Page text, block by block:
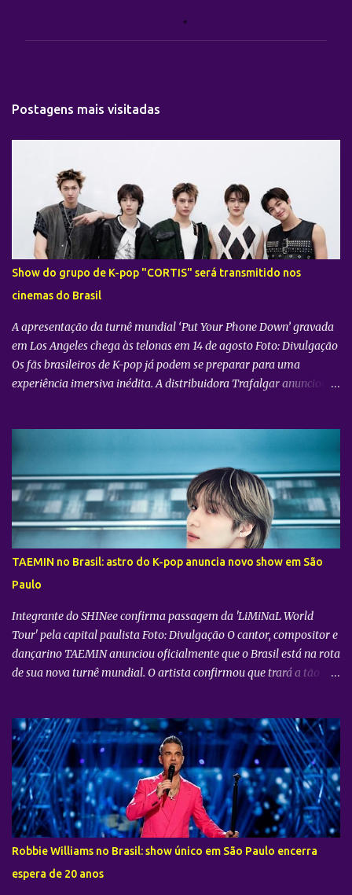
Postagens mais visitadas
Show do grupo de K-pop "CORTIS" será transmitido nos
cinemas do Brasil
A apresentação da turnê mundial ‘Put Your Phone Down’ gravada
em Los Angeles chega às telonas em 14 de agosto Foto: Divulgação
Os fãs brasileiros de K-pop já podem se preparar para uma
experiência imersiva inédita. A distribuidora Trafalgar anunciou o
realizado diretamente do YouTube Theater , na cidade de Los
Angeles (EUA). O objetivo da ação é proporcionar ao público uma
vivência cinematográfica com som e imagem de alta qualidade,
conectando os fãs de todo o mundo à energia da primeira turnê
mundial do quinteto. Produzido pela gigante do entretenimento
asiático HYBE e distribuído globalmente pela Trafalgar, o evento
promete transportar o fandom — conhecido oficialmente como
COERS — para o centro da apresentação. Como um bônus especial
para as sessões nos cine...
TAEMIN no Brasil: astro do K-pop anuncia novo show em São
Paulo
Integrante do SHINee confirma passagem da 'LiMiNaL World
Tour' pela capital paulista Foto: Divulgação O cantor, compositor e
dançarino TAEMIN anunciou oficialmente que o Brasil está na rota
de sua nova turnê mundial. O artista confirmou que trará a tão
oficialmente como “2026-27 TAEMIN WORLD TOUR ” , a nova
excursão do astro rodará o mundo com apresentações distribuídas
pela Ásia, América do Norte e América do Sul. Além do aguardado
encontro com os fãs brasileiros em São Paulo, a agenda
internacional do artista tem paradas confirmadas em metrópoles
como Seul, San José, Los Angeles, Las Vegas, Grand Prairie,
Chicago, Newark, Monterrey, Cidade do México, Santiago e Lima.
confirmação do novo espetáculo firma o rápido retorno de
Robbie Williams no Brasil: show único em São Paulo encerra
espera de 20 anos